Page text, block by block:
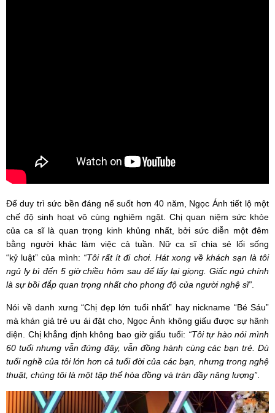
Để duy trì sức bền đáng nể suốt hơn 40 năm, Ngọc Ánh tiết lộ một
chế độ sinh hoạt vô cùng nghiêm ngặt. Chị quan niệm sức khỏe
của ca sĩ là quan trọng kinh khủng nhất, bởi sức diễn một đêm
bằng người khác làm việc cả tuần. Nữ ca sĩ chia sẻ lối sống
“kỷ luật” của mình: “Tôi rất ít đi chơi. Hát xong về khách sạn là tôi
ngủ ly bì đến 5 giờ chiều hôm sau để lấy lại giọng. Giấc ngủ chính
là sự bồi đắp quan trọng nhất cho phong độ của người nghệ sĩ”
Nói về danh xưng “Chị đẹp lớn tuổi nhất” hay nickname “Bé Sáu”
mà khán giả trẻ ưu ái đặt cho, Ngọc Ánh không giấu được sự hãnh
diện. Chị khẳng định không bao giờ giấu tuổi: “Tôi tự hào nói mình
60 tuổi nhưng vẫn đứng đây, vẫn đồng hành cùng các bạn trẻ. Dù
tuổi nghề của tôi lớn hơn cả tuổi đời của các bạn, nhưng trong nghệ
thuật, chúng tôi là một tập thể hòa đồng và tràn đầy năng lượng”